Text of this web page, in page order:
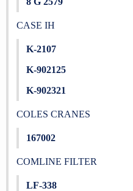
CASE IH
K-2107
K-902125
K-902321
COLES CRANES
167002
COMLINE FILTER
LF-338